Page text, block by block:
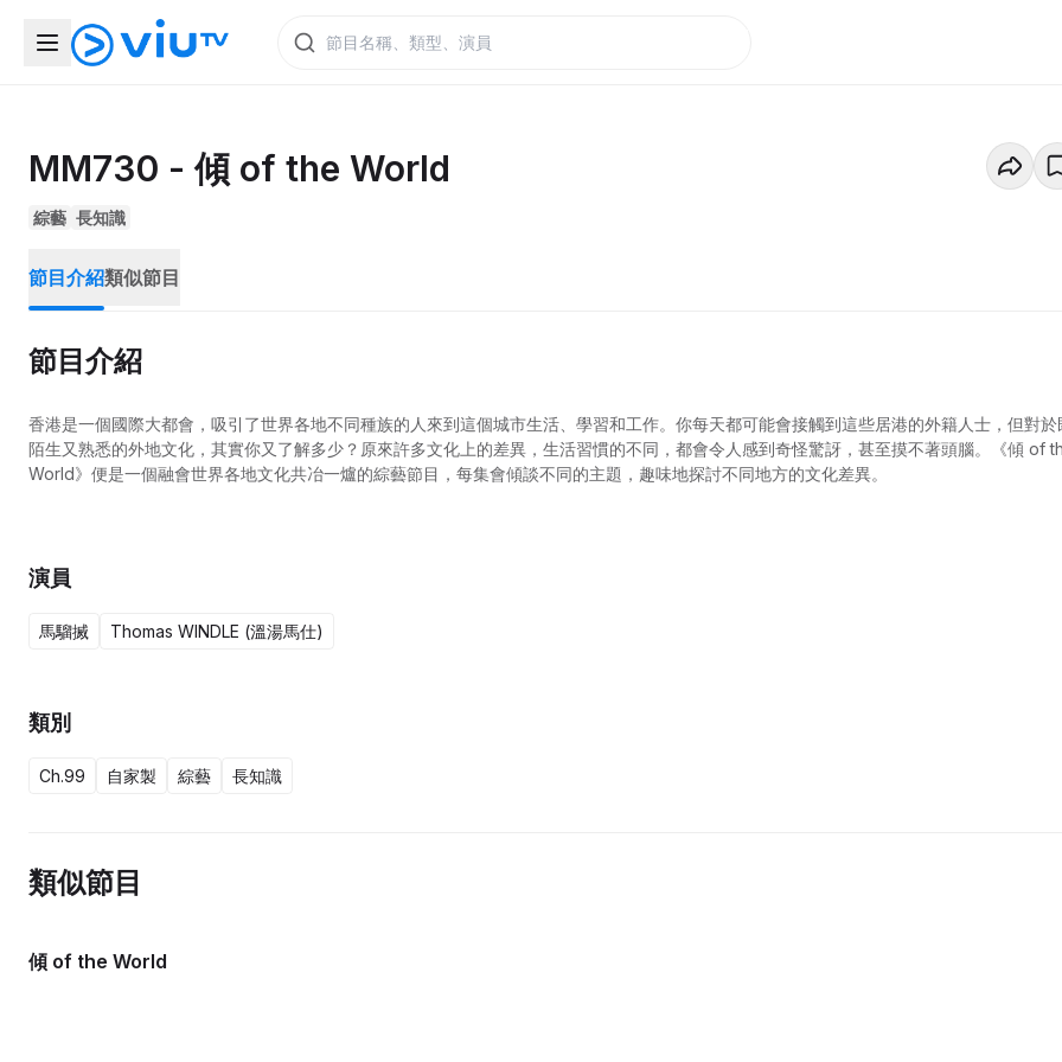
MM730 - 傾 of the World
綜藝 長知識
節目介紹類似節目
節目介紹
香港是一個國際大都會，吸引了世界各地不同種族的人來到這個城市生活、學習和工作。你每天都可能會接觸到這些居港的外籍人士，但對於
陌生又熟悉的外地文化，其實你又了解多少？原來許多文化上的差異，生活習慣的不同，都會令人感到奇怪驚訝，甚至摸不著頭腦。《傾 of
World》便是一個融會世界各地文化共冶一爐的綜藝節目，每集會傾談不同的主題，趣味地探討不同地方的文化差異。
演員
馬騮搣 Thomas WINDLE (溫湯馬仕)
類別
Ch.99 自家製 綜藝 長知識
類似節目
傾 of the World